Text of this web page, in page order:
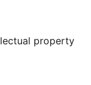
property